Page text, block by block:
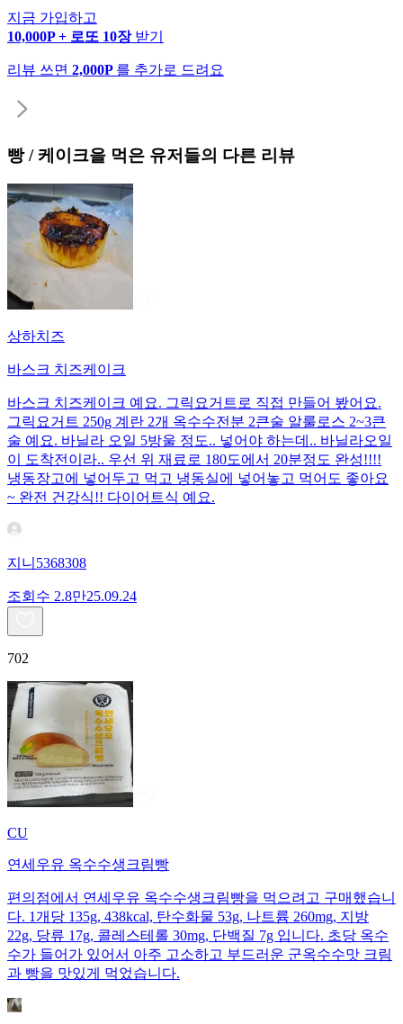
지금 가입하고
10,000P + 로또 10장 받기
리뷰 쓰면 2,000P 를 추가로 드려요
빵 / 케이크을 먹은 유저들의 다른 리뷰
상하치즈
바스크 치즈케이크
바스크 치즈케이크 예요. 그릭요거트로 직접 만들어 봤어요.
그릭요거트 250g 계란 2개 옥수수전분 2큰술 알룰로스 2~3큰
술 예요. 바닐라 오일 5방울 정도.. 넣어야 하는데.. 바닐라오일
이 도착전이라.. 우선 위 재료로 180도에서 20분정도 완성!!!!
냉동장고에 넣어두고 먹고 냉동실에 넣어놓고 먹어도 좋아요
~ 완전 건강식!! 다이어트식 예요.
지니5368308
조회수 2.8만25.09.24
702
CU
연세우유 옥수수생크림빵
편의점에서 연세우유 옥수수생크림빵을 먹으려고 구매했습니
다. 1개당 135g, 438kcal, 탄수화물 53g, 나트륨 260mg, 지방
22g, 당류 17g, 콜레스테롤 30mg, 단백질 7g 입니다. 초당 옥수
수가 들어가 있어서 아주 고소하고 부드러운 군옥수수맛 크림
과 빵을 맛있게 먹었습니다.